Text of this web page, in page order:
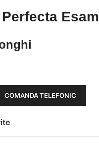
Esam
COMANDA TELEFONIC